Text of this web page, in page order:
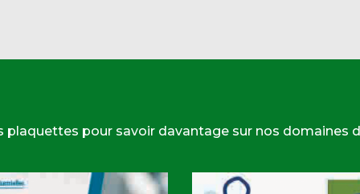
plaquettes pour savoir davantage sur nos domaines